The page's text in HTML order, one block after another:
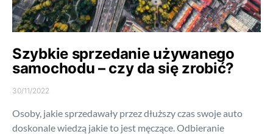
Szybkie sprzedanie używanego
samochodu – czy da się zrobić?
30/11/2022
Osoby, jakie sprzedawały przez dłuższy czas swoje auto
doskonale wiedzą jakie to jest męczące. Odbieranie